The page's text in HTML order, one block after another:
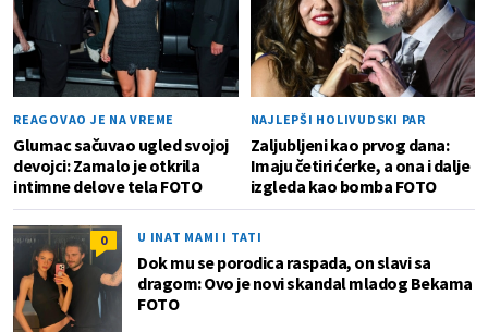
REAGOVAO JE NA VREME
Glumac sačuvao ugled svojoj
devojci: Zamalo je otkrila
intimne delove tela FOTO
NAJLEPŠI HOLIVUDSKI PAR
Zaljubljeni kao prvog dana:
Imaju četiri ćerke, a ona i dalje
izgleda kao bomba FOTO
0 U INAT MAMI I TATI
Dok mu se porodica raspada, on slavi sa
dragom: Ovo je novi skandal mladog Bekama
FOTO